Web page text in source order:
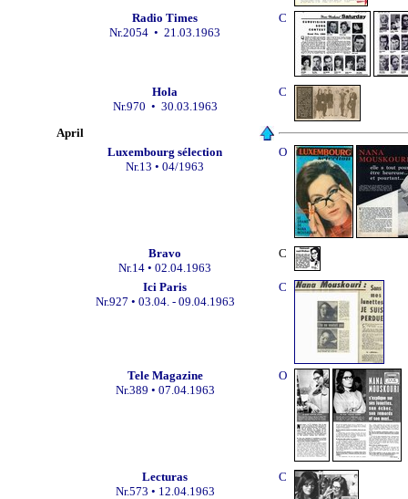
Radio Times
Nr.2054 • 21.03.1963
C
Hola
Nr.970 • 30.03.1963
C
April
Luxembourg sélection
Nr.13 • 04/1963
O
Bravo
Nr.14 • 02.04.1963
C
Ici Paris
Nr.927 • 03.04. - 09.04.1963
C
Tele Magazine
Nr.389 • 07.04.1963
O
Lecturas
Nr.573 • 12.04.1963
C